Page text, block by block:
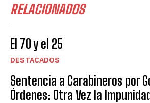
RELACIONADOS
El 70 y el 25
DESTACADOS
Sentencia a Carabineros por
Órdenes: Otra Vez la Impunidad